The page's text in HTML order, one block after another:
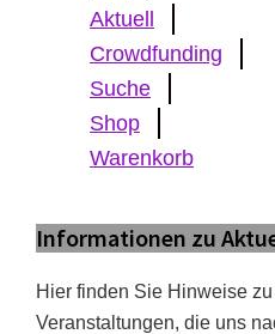
Aktuell
Crowdfunding
Suche
Shop
Warenkorb
Informationen zu
Hier finden Sie Hinweise
Veranstaltungen, die uns